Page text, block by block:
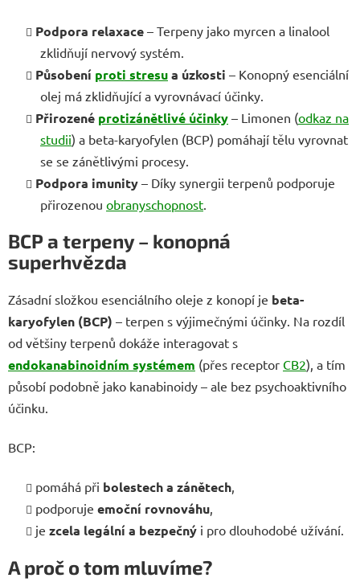
Podpora relaxace – Terpeny jako myrcen a linalool
zklidňují nervový systém.
Působení proti stresua úzkosti – Konopný esenciální
olej má zklidňující a vyrovnávací účinky.
Přirozené protizánětlivé účinky – Limonen (odkaz na
studii) a beta-karyofylen (BCP) pomáhají tělu vyrovnat
se se zánětlivými procesy.
Podpora imunity – Díky synergii terpenů podporuje
přirozenou obranyschopnost
BCP a terpeny – konopná
superhvězda
Zásadní složkou esenciálního oleje z konopí je beta-
karyofylen (BCP) – terpen s výjimečnými účinky. Na rozdíl
od většiny terpenů dokáže interagovat s
endokanabinoidním systémem (přes receptor CB2), a tím
působí podobně jako kanabinoidy – ale bez psychoaktivního
účinku.
BCP:
pomáhá při bolestech a zánětech,
podporuje emoční rovnováhu,
je zcela legální a bezpečný i pro dlouhodobé užívání.
A proč o tom mluvíme?